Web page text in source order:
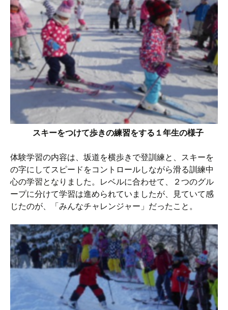
スキーをつけて歩きの練習をする１年生の様子
体験学習の内容は、坂道を横歩きで登訓練と、スキーを
の字にしてスピードをコントロールしながら滑る訓練中
心の学習となりました。レベルに合わせて、２つのグル
ープに分けて学習は進められていましたが、見ていて感
じたのが、「みんなチャレンジャー」だったこと。